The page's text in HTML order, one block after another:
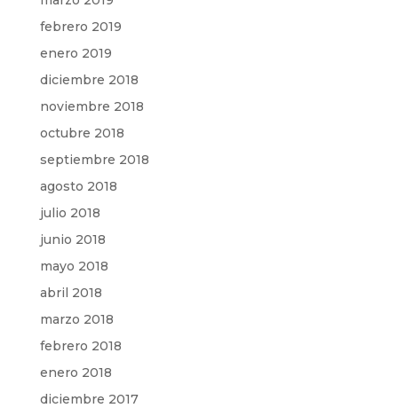
febrero 2019
enero 2019
diciembre 2018
noviembre 2018
octubre 2018
septiembre 2018
agosto 2018
julio 2018
junio 2018
mayo 2018
abril 2018
marzo 2018
febrero 2018
enero 2018
diciembre 2017